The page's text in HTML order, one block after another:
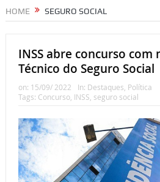
HOME SEGURO SOCIAL
INSS abre concurso com
Técnico do Seguro Social
on: 15/09/ 2022 In: Destaques, Política
Tags: Concurso, INSS, seguro social